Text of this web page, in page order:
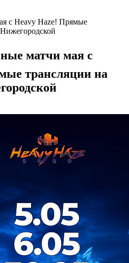
с Heavy Haze! Прямые
матчи мая с
трансляции на